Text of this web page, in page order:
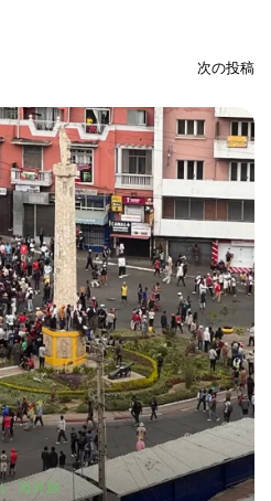
次の投稿
海外旅